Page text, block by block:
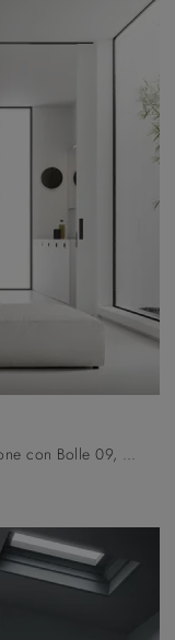
Arreda il tuo bagno moderno alla perfezione con Bolle 09, mobili bagno per lavanderia e oggetti in laccato opaco di Arbi.